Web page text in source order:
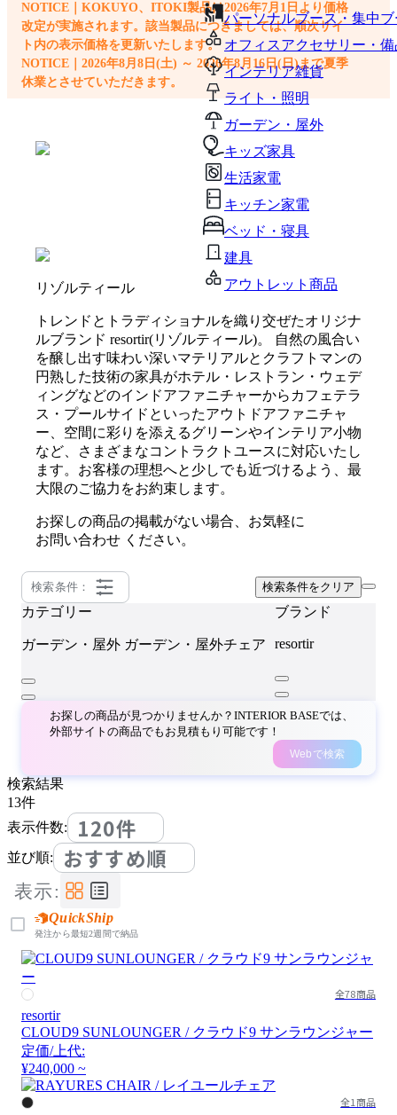
パーソナルブース・集中
オフィスアクセサリー・備
インテリア雑貨
ライト・照明
ガーデン・屋外
キッズ家具
生活家電
キッチン家電
ベッド・寝具
建具
アウトレット商品
NOTICE｜KOKUYO、ITOKI製品は2026年7月1日より価格
改定が実施されます。該当製品につきましては、順次サイ
ト内の表示価格を更新いたします。
NOTICE｜2026年8月8日(土) ～ 2026年8月16日(日)まで夏季
休業とさせていただきます。
リゾルティール
トレンドとトラディショナルを織り交ぜたオリジナ
ルブランド resortir(リゾルティール)。 自然の風合い
を醸し出す味わい深いマテリアルとクラフトマンの
円熟した技術の家具がホテル・レストラン・ウェデ
ィングなどのインドアファニチャーからカフェテラ
ス・プールサイドといったアウトドアファニチャ
ー、空間に彩りを添えるグリーンやインテリア小物
など、さまざまなコントラクトユースに対応いたし
ます。お客様の理想へと少しでも近づけるよう、最
大限のご協力をお約束します。
お探しの商品の掲載がない場合、お気軽に
お問い合わせ ください。
検索条件： 検索条件をクリア
カテゴリー
ガーデン・屋外 ガーデン・屋外チェア
ブランド
resortir
お探しの商品が見つかりませんか？INTERIOR BASEでは、
外部サイトの商品でもお見積もり可能です！
Webで検索
検索結果
13件
表示件数:
120件
並び順: おすすめ順
表示:
QuickShip
発注から最短2週間で納品
全78商品
resortir
CLOUD9 SUNLOUNGER / クラウド9 サンラウンジャー
定価/上代:
¥240,000 ~
全1商品